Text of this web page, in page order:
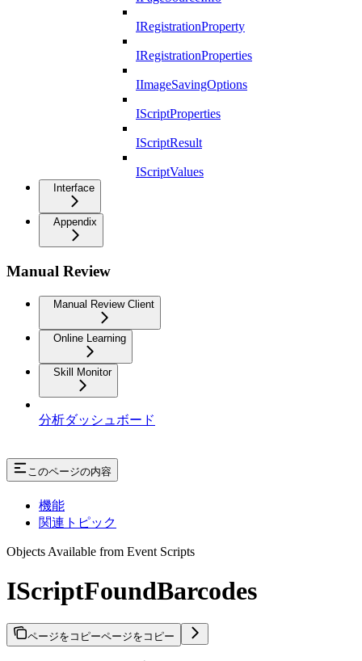
IRegistrationProperty
IRegistrationProperties
IImageSavingOptions
IScriptProperties
IScriptResult
IScriptValues
Interface
Appendix
Manual Review
Manual Review Client
Online Learning
Skill Monitor
分析ダッシュボード
このページの内容
機能
関連トピック
Objects Available from Event Scripts
IScriptFoundBarcodes
ページをコピーページをコピー